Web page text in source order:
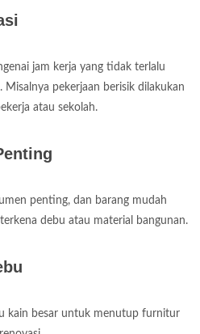
jam kerja yang tidak terlalu
Misalnya pekerjaan berisik dilakukan
atau sekolah.
penting, dan barang mudah
debu atau material bangunan.
kain besar untuk menutup furnitur